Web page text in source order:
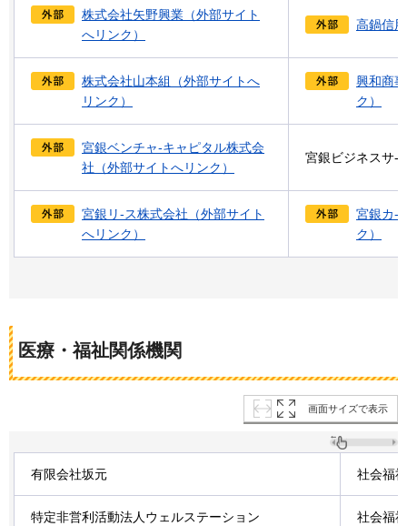
株式会社矢野興業（外部サイト
へリンク）
高鍋信
株式会社山本組（外部サイトへ
リンク）
興和商
ク）
宮銀ベンチャ-キャピタル株式会
社（外部サイトへリンク）
宮銀ビジネスサ-
宮銀リ-ス株式会社（外部サイト
へリンク）
宮銀カ-
ク）
医療・福祉関係機関
画面サイズで表示
有限会社坂元 社会福
特定非営利活動法人ウェルステーション 社会福